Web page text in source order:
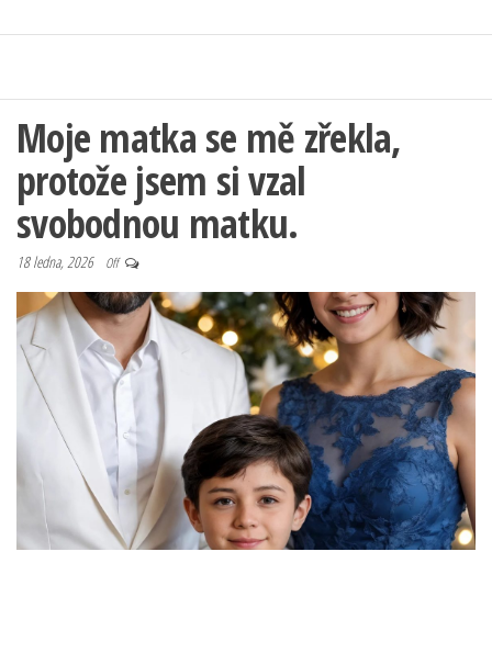
Moje matka se mě zřekla,
protože jsem si vzal
svobodnou matku.
18 ledna, 2026 Off